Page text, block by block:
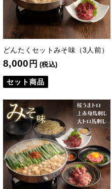
どんたくセットみそ味（3人前）
8,000 円 (税込)
セット商品